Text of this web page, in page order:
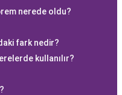
nerede oldu?
fark nedir?
kullanılır?